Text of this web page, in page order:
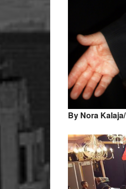
By Nora Kalaja/